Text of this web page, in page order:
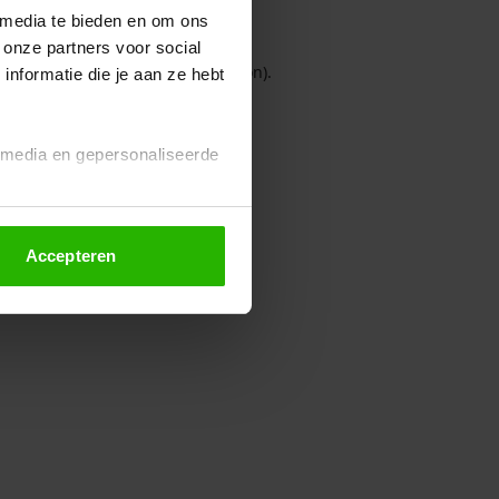
te bieden en om ons
partners voor social
die je aan ze hebt
en gepersonaliseerde
altijd wijzigen of
Accepteren
console for more information).